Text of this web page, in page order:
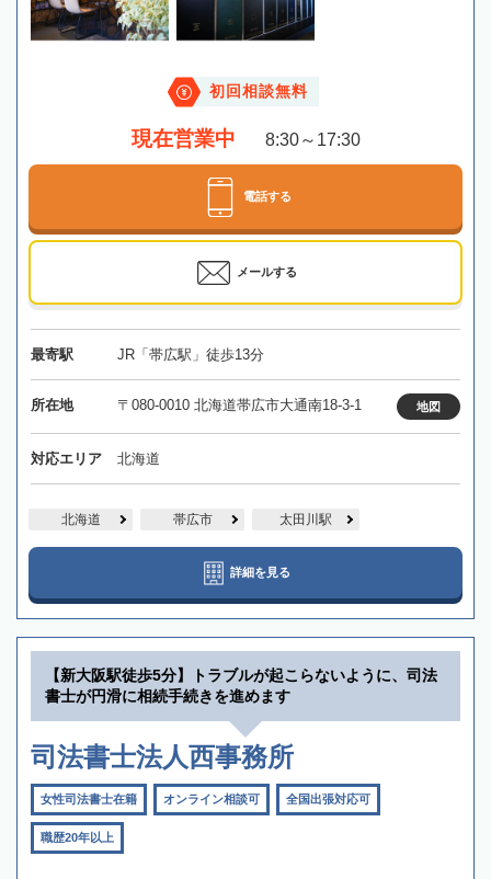
初回相談無料
現在営業中 8:30～17:30
電話する
メールする
最寄駅 JR「帯広駅」徒歩13分
所在地 〒080-0010 北海道帯広市大通南18-3-1 地図
対応エリア 北海道
北海道 帯広市 太田川駅
詳細を見る
【新大阪駅徒歩5分】トラブルが起こらないように、司法
書士が円滑に相続手続きを進めます
司法書士法人西事務所
女性司法書士在籍 オンライン相談可 全国出張対応可
職歴20年以上